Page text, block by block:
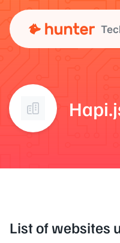
List of websites